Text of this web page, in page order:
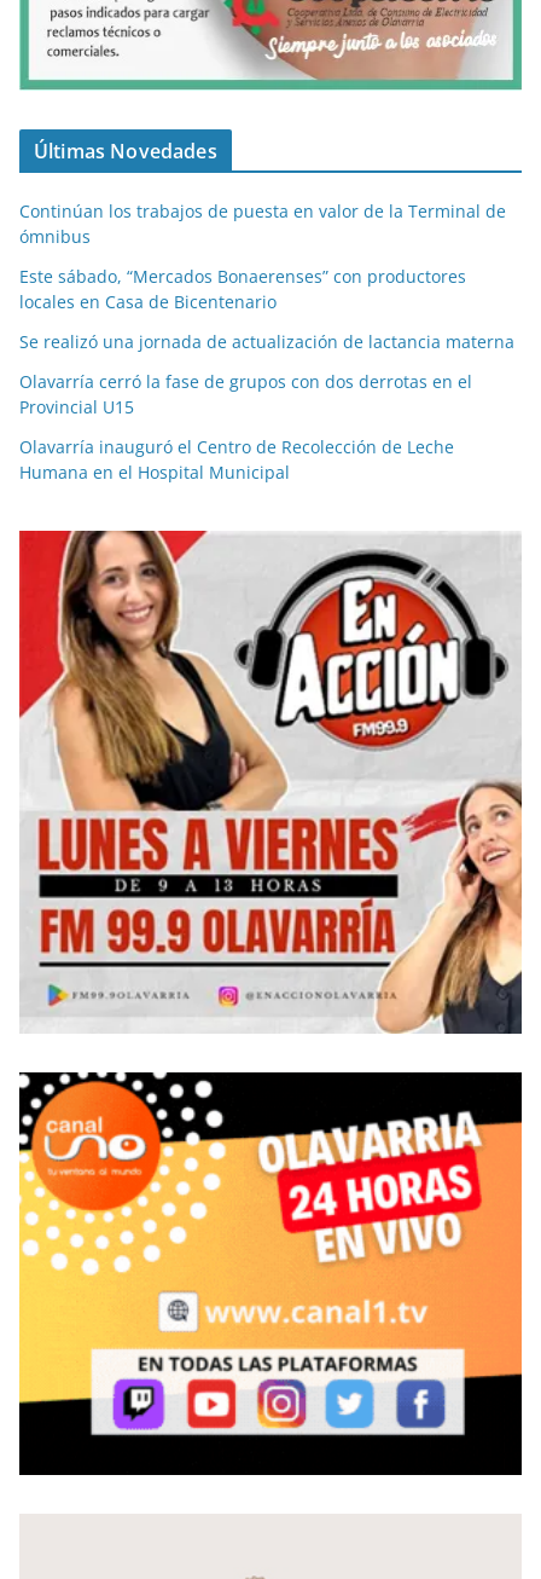
Últimas Novedades
Continúan los trabajos de puesta en valor de la Terminal de
ómnibus
Este sábado, “Mercados Bonaerenses” con productores
locales en Casa de Bicentenario
Se realizó una jornada de actualización de lactancia materna
Olavarría cerró la fase de grupos con dos derrotas en el
Provincial U15
Olavarría inauguró el Centro de Recolección de Leche
Humana en el Hospital Municipal